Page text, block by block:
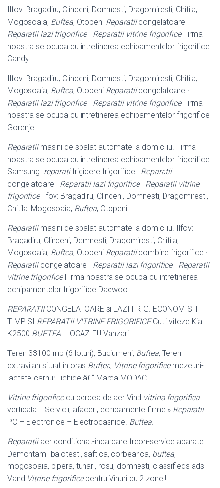
Ilfov: Bragadiru, Clinceni, Domnesti, Dragomiresti, Chitila,
Mogosoaia, Buftea, Otopeni Reparatiicongelatoare ·
Reparatii lazi frigorifice· Reparatii vitrine frigorificeFirma
noastra se ocupa cu intretinerea echipamentelor frigorifice
Candy.
Ilfov: Bragadiru, Clinceni, Domnesti, Dragomiresti, Chitila,
Mogosoaia, Buftea, Otopeni Reparatiicongelatoare ·
Reparatii lazi frigorifice· Reparatii vitrine frigorificeFirma
noastra se ocupa cu intretinerea echipamentelor frigorifice
Gorenje.
Reparatiimasini de spalat automate la domiciliu. Firma
noastra se ocupa cu intretinerea echipamentelor frigorifice
Samsung. reparatifrigidere frigorifice · Reparatii
congelatoare · Reparatii lazi frigorifice· Reparatii vitrine
frigorificeIlfov: Bragadiru, Clinceni, Domnesti, Dragomiresti,
Chitila, Mogosoaia, Buftea, Otopeni
Reparatiimasini de spalat automate la domiciliu. Ilfov:
Bragadiru, Clinceni, Domnesti, Dragomiresti, Chitila,
Mogosoaia, Buftea, Otopeni Reparatiicombine frigorifice ·
Reparatiicongelatoare · Reparatii lazi frigorifice· Reparatii
vitrine frigorificeFirma noastra se ocupa cu intretinerea
echipamentelor frigorifice Daewoo.
REPARATIICONGELATOARE si LAZI FRIG. ECONOMISITI
TIMP SI REPARATII VITRINE FRIGORIFICECutii viteze Kia
K2500 BUFTEA – OCAZIE!!! Vanzari
Teren 33100 mp (6 loturi), Buciumeni, Buftea, Teren
extravilan situat in oras Buftea, Vitrine frigorificemezeluri-
lactate-carnuri-lichide â€“ Marca MODAC.
Vitrine frigorificecu perdea de aer Vind vitrina frigorifica
verticala. . Servicii, afaceri, echipamente firme » Reparatii
PC – Electronice – Electrocasnice. Buftea.
Reparatiiaer conditionat-incarcare freon-service aparate –
Demontam- balotesti, saftica, corbeanca, buftea,
mogosoaia, pipera, tunari, rosu, domnesti, classifieds ads
Vand Vitrine frigorificepentru Vinuri cu 2 zone !